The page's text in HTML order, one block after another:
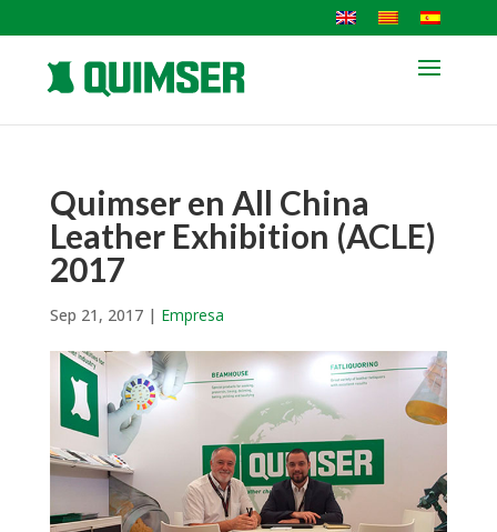
Quimser en All China
Leather Exhibition (ACLE)
2017
Sep 21, 2017| Empresa